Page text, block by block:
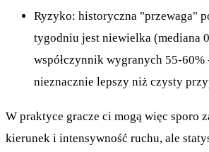
Ryzyko: historyczna "przewaga"
tygodniu jest niewielka (mediana
współczynnik wygranych 55-
nieznacznie lepszy niż czysty
W praktyce gracze ci mogą więc sporo
kierunek i intensywność ruchu, ale